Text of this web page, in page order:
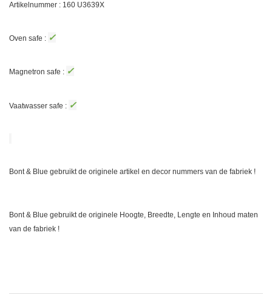
Artikelnummer : 160 U3639X
Oven safe : ✓
Magnetron safe : ✓
Vaatwasser safe : ✓
Bont & Blue gebruikt de originele artikel en decor nummers van de fabriek !
Bont & Blue gebruikt de originele Hoogte, Breedte, Lengte en Inhoud maten
van de fabriek !